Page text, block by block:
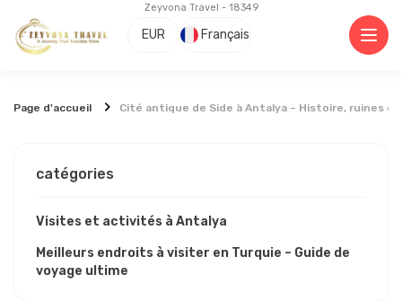
Zeyvona Travel - 18349
EUR Français
Page d'accueil Cité antique de Side à Antalya – Histoire, ruines
catégories
Visites et activités à Antalya
Meilleurs endroits à visiter en Turquie – Guide de
voyage ultime